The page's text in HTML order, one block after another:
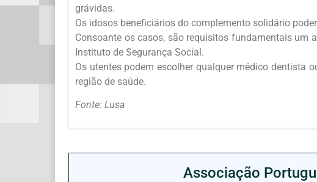
grávidas.
Os idosos beneficiários do complemento solidário
Consoante os casos, são requisitos fundamentais um
Instituto de Segurança Social.
Os utentes podem escolher qualquer médico dentista
região de saúde.
Fonte: Lusa
Associação